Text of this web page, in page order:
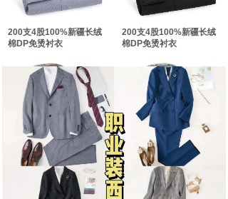
200支4股100%新疆长绒
棉DP免烫衬衣
200支4股100%新疆长绒
棉DP免烫衬衣
羽绒蛋白纤维羊绒免烫衬
羽绒蛋白纤维羊绒免烫衬
衣